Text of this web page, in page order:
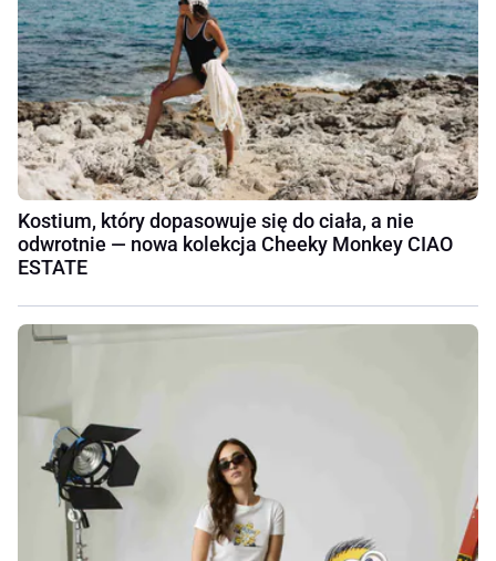
Kostium, który dopasowuje się do ciała, a nie
odwrotnie — nowa kolekcja Cheeky Monkey CIAO
ESTATE